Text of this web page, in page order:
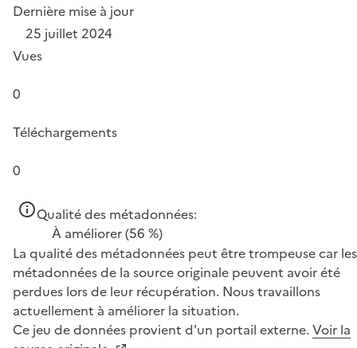
Dernière mise à jour
25 juillet 2024
Vues
0
Téléchargements
0
Qualité des métadonnées:
À améliorer(56 %)
La qualité des métadonnées peut être trompeuse car les
métadonnées de la source originale peuvent avoir été
perdues lors de leur récupération. Nous travaillons
actuellement à améliorer la situation.
Ce jeu de données provient d'un portail externe. Voir la